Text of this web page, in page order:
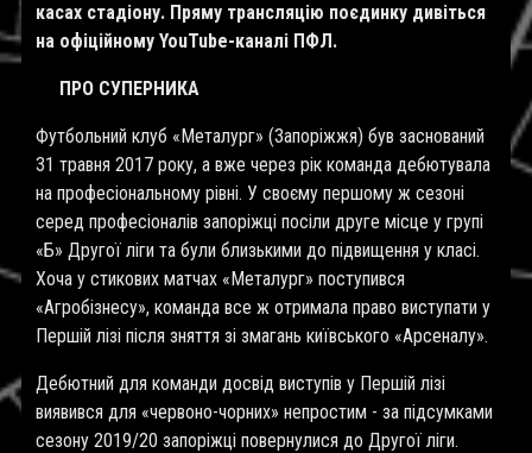
касах стадіону. Пряму трансляцію поєдинку дивіться
на офіційному YouTube-каналі ПФЛ.
ПРО СУПЕРНИКА
Футбольний клуб «Металург» (Запоріжжя) був заснований
31 травня 2017 року, а вже через рік команда дебютувала
на професіональному рівні. У своєму першому ж сезоні
серед професіоналів запоріжці посіли друге місце у групі
«Б» Другої ліги та були близькими до підвищення у класі.
Хоча у стикових матчах «Металург» поступився
«Агробізнесу», команда все ж отримала право виступати у
Першій лізі після зняття зі змагань київського «Арсеналу».
Дебютний для команди досвід виступів у Першій лізі
виявився для «червоно-чорних» непростим - за підсумками
сезону 2019/20 запоріжці повернулися до Другої ліги.